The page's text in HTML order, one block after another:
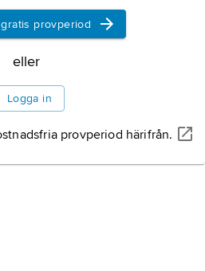
artikeln
provperiod
eller
Logga in
provperiod härifrån.